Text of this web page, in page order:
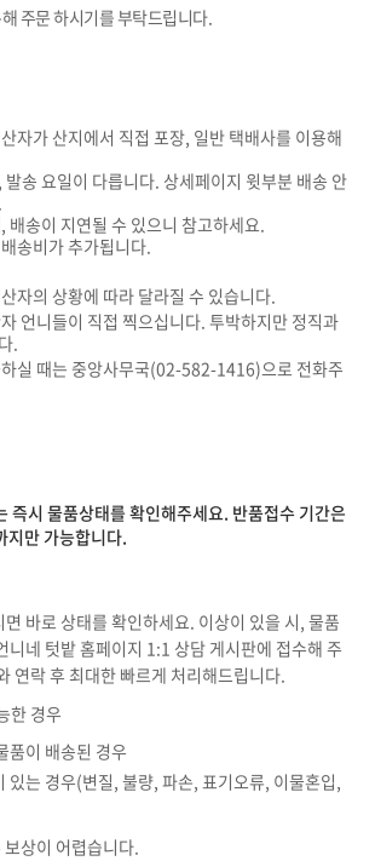
주문 하시기를 부탁드립니다.
자가 산지에서 직접 포장, 일반 택배사를 이용해
송 요일이 다릅니다. 상세페이지 윗부분 배송 안
배송이 지연될 수 있으니 참고하세요.
송비가 추가됩니다.
자의 상황에 따라 달라질 수 있습니다.
언니들이 직접 찍으십니다. 투박하지만 정직과
.
실 때는 중앙사무국(02-582-1416)으로 전화주
즉시 물품상태를 확인해주세요. 반품접수 기간은
지만 가능합니다.
바로 상태를 확인하세요. 이상이 있을 시, 물품
니네 텃밭 홈페이지 1:1 상담 게시판에 접수해 주
연락 후 최대한 빠르게 처리해드립니다.
한 경우
품이 배송된 경우
있는 경우(변질, 불량, 파손, 표기오류, 이물혼입,
상이 어렵습니다.